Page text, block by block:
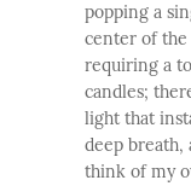
popping a
center of the
requiring a
candles;
light that
deep breath,
think of my